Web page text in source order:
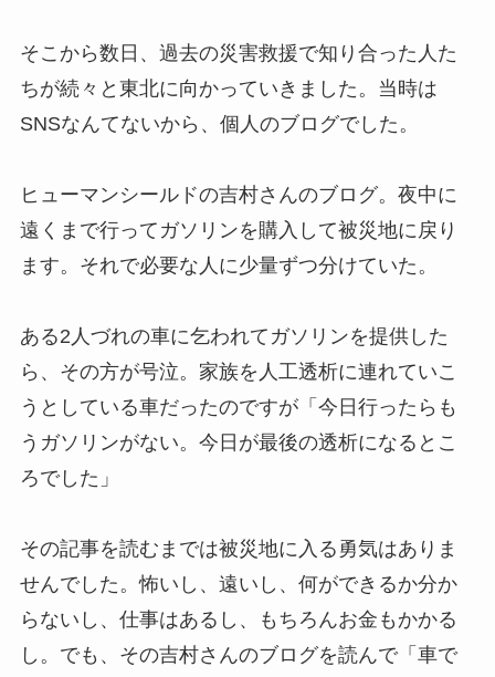
そこから数日、過去の災害救援で知り合った人た
ちが続々と東北に向かっていきました。当時は
SNSなんてないから、個人のブログでした。
ヒューマンシールドの吉村さんのブログ。夜中に
遠くまで行ってガソリンを購入して被災地に戻り
ます。それで必要な人に少量ずつ分けていた。
ある2人づれの車に乞われてガソリンを提供した
ら、その方が号泣。家族を人工透析に連れていこ
うとしている車だったのですが「今日行ったらも
うガソリンがない。今日が最後の透析になるとこ
ろでした」
その記事を読むまでは被災地に入る勇気はありま
せんでした。怖いし、遠いし、何ができるか分か
らないし、仕事はあるし、もちろんお金もかかる
し。でも、その吉村さんのブログを読んで「車で